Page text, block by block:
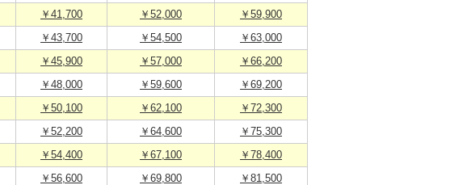
￥41,700 ￥52,000 ￥59,900
￥43,700 ￥54,500 ￥63,000
￥45,900 ￥57,000 ￥66,200
￥48,000 ￥59,600 ￥69,200
￥50,100 ￥62,100 ￥72,300
￥52,200 ￥64,600 ￥75,300
￥54,400 ￥67,100 ￥78,400
￥56,600 ￥69,800 ￥81,500